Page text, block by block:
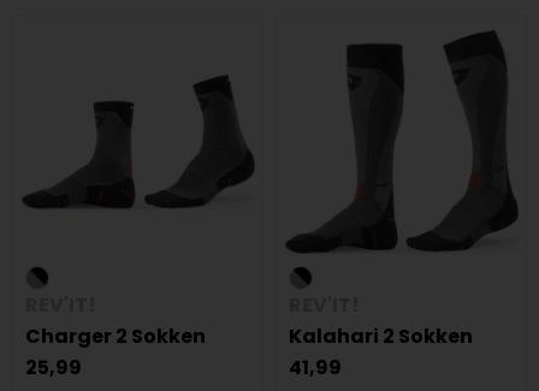
Charger 2 Sokken
25,99
Kalahari 2 Sokken
41,99